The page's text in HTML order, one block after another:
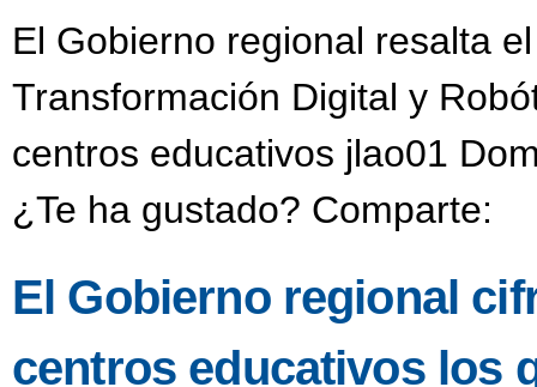
El Gobierno regional resalta
Transformación Digital y
centros educativos jlao01
¿Te ha gustado? Comparte:
El Gobierno regional
centros educativos los